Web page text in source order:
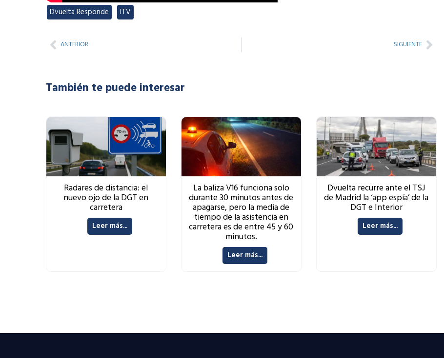
Dvuelta Responde ITV
Prev
ANTERIOR SIGUIENTENext
También te puede interesar
Radares de distancia: el
nuevo ojo de la DGT en
carretera
Leer más...
La baliza V16 funciona solo
durante 30 minutos antes de
apagarse, pero la media de
tiempo de la asistencia en
carretera es de entre 45 y 60
minutos.
Leer más...
Dvuelta recurre ante el TSJ
de Madrid la ‘app espía’ de la
DGT e Interior
Leer más...